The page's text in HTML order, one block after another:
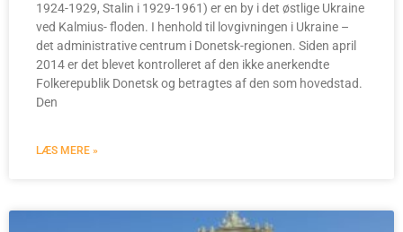
1924-1929, Stalin i 1929-1961) er en by i det østlige Ukraine
ved Kalmius- floden. I henhold til lovgivningen i Ukraine –
det administrative centrum i Donetsk-regionen. Siden april
2014 er det blevet kontrolleret af den ikke anerkendte
Folkerepublik Donetsk og betragtes af den som hovedstad.
Den
LÆS MERE »